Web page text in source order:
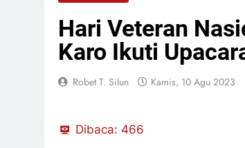
Hari Veteran
Karo Ikuti
Robet T. Silun Kamis, 10 Agu 2023
Dibaca: 466